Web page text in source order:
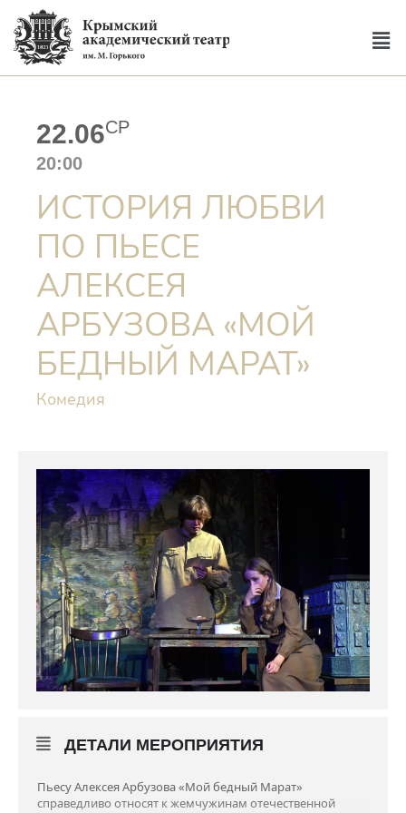
22.06СР
20:00
ИСТОРИЯ ЛЮБВИ
ПО ПЬЕСЕ
АЛЕКСЕЯ
АРБУЗОВА «МОЙ
БЕДНЫЙ МАРАТ»
Комедия
ДЕТАЛИ МЕРОПРИЯТИЯ
Пьесу Алексея Арбузова «Мой бедный Марат»
справедливо относят к жемчужинам отечественной